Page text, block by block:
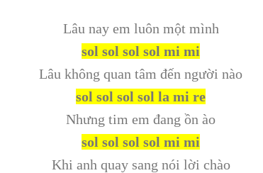
Lâu nay em luôn một mình
sol sol sol sol mi mi
Lâu không quan tâm đến người nào
sol sol sol sol la mi re
Nhưng tim em đang ồn ào
sol sol sol sol mi mi
Khi anh quay sang nói lời chào